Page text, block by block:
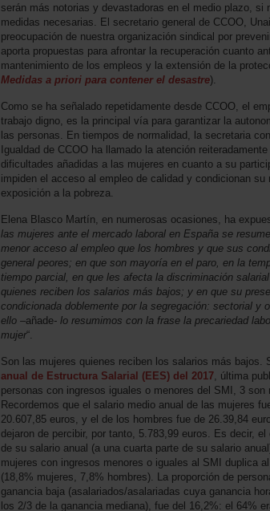
serán más notorias y devastadoras en el medio plazo, si
medidas necesarias. El secretario general de CCOO,
preocupación de nuestra organización sindical por
aporta propuestas para afrontar la recuperación cuanto
mantenimiento de los empleos y la extensión de la
Medidas a priori para contener el desastre).
Como se ha señalado repetidamente desde CCOO, el
trabajo digno, es la principal vía para garantizar la
las personas. En tiempos de normalidad, la secretaria
Igualdad de CCOO ha llamado la atención
dificultades añadidas a las mujeres en cuanto a su
impiden el acceso al empleo de calidad y condicionan su
exposición a la pobreza.
Elena Blasco Martín, en numerosas ocasiones, ha
las mujeres ante el mercado laboral en España se
menor acceso al empleo que los hombres y que sus
general peores; en que son mayoría en el paro, en la
tiempo parcial, en que les afecta la discriminación
quienes reciben los salarios más bajos; y en que su
condicionada doblemente por la segregación: sectorial y
ello –añade- lo resumimos con la frase la precariedad
mujer“.
Son las mujeres quienes reciben los salarios más bajos.
anual de Estructura Salarial (EES) del 2017 , última
personas con ingresos iguales o menores del SMI, 3 son
Recordemos que el salario medio anual de las mujeres
20.607,85 euros, y el de los hombres fue de 26.39,84
dejaron de percibir, por tanto, 5.783,99 euros. Es decir, el
de su salario anual (a una cuarta parte de su salario
mujeres con ingresos menores o iguales al SMI duplica
(18,8% mujeres, 7,8% hombres). La proporción de
ganancia baja (asalariados/asalariadas cuya ganancia
los 2/3 de la ganancia mediana), fue del 16,2%: el 64%